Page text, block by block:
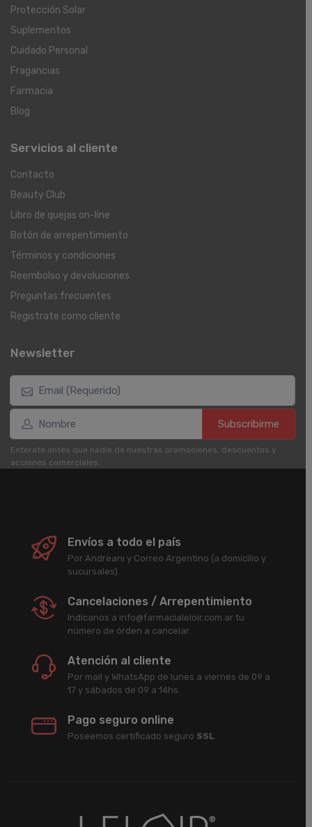
Protección Solar
Suplementos
Cuidado Personal
Fragancias
Farmacia
Blog
Servicios al cliente
Contacto
Beauty Club
Libro de quejas on-line
Botón de arrepentimiento
Términos y condiciones
Reembolso y devoluciones
Preguntas frecuentes
Registrate como cliente
Newsletter
Subscribirme
Enterate antes que nadie de nuestras promociones, descuentos y
acciones comerciales.
Envíos a todo el país
Por Andreani y Correo Argentino (a domicilio y
sucursales).
Cancelaciones / Arrepentimiento
Indicanos a info@farmacialeloir.com.ar tu
número de órden a cancelar.
Atención al cliente
Por mail y WhatsApp de lunes a viernes de 09 a
17 y sábados de 09 a 14hs.
Pago seguro online
Poseemos certificado seguro SSL